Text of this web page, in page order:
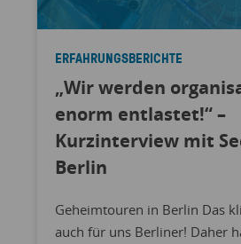
ERFAHRUNGSBERICHTE
„Wir werden
enorm entlastet!“ –
Kurzinterview mit
Berlin
Geheimtouren in Berlin Das
auch für uns Berliner! Daher